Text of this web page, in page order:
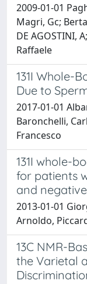
2009-01-01
Magri, Gc;
DE AGOSTINI,
Raffaele
131I Whole-
Due to
2017-01-01
Baronchelli,
Francesco
131I whole-
for patients
and
2013-01-01
Arnoldo,
13C NMR-
the Varietal